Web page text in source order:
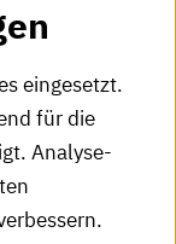
eingesetzt.
für die
Analyse-